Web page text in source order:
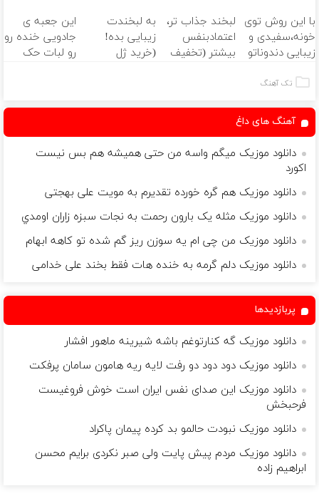
کننده خانگی
سفید کن
میکنه
(40%تخفیف)
خرید40%تخفیف
با این روش توی
خونه،سفیدی و
زیبایی دندوناتو
لبخند جذاب تر،
اعتمادبنفس
بیشتر (تخفیف
به لبخندت
زیبایی بده!
(خرید ژل
این جعبه ی
جادویی خنده رو
رو لبات حک
تک آهنگ
آهنگ های داغ
دانلود موزیک میگم واسه من حتی همیشه هم بس نیست
اکورد
دانلود موزیک هم گره خورده تقدیرم به مویت علی بهجتی
دانلود موزیک مثله يک بارون رحمت به نجات سبزه زاران اومدي
دانلود موزیک من چی ام یه سوزن ریز گم شده تو کاهه ابهام
دانلود موزیک دلم گرمه به خنده هات فقط بخند علی خدامی
پربازدیدها
دانلود موزیک گه کنارتوغم باشه شیرینه ماهور افشار
دانلود موزیک دود دود دو رفت لایه ریه هامون سامان پرفکت
دانلود موزیک این صدای نفس ایران است خوش فروغیست
فرحبخش
دانلود موزیک نبودت حالمو بد کرده پیمان پاکراد
دانلود موزیک مردم پیش پایت ولی صبر نکردی برایم محسن
ابراهیم زاده